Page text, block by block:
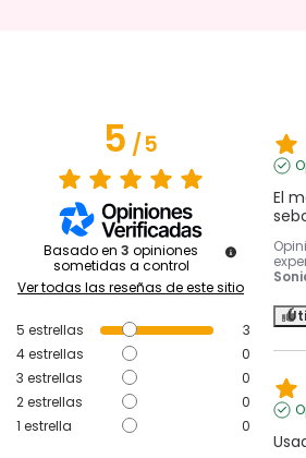
5/5
Basado en 3 opiniones
sometidas a control
Ver todas las reseñas de este sitio
5 estrellas
3
4estrellas
0
3 estrellas
0
2estrellas
0
1 estrella 0
El